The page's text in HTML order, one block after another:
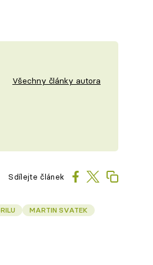
Všechny články autora
Sdílejte článek
MARTIN SVATEK